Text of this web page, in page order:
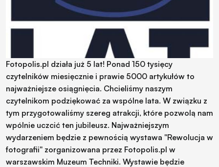
Fotopolis.pl działa już 5 lat! Ponad 150 tysięcy
czytelników miesięcznie i prawie 5000 artykułów to
najważniejsze osiągnięcia. Chcieliśmy naszym
czytelnikom podziękować za wspólne lata. W związku z
tym przygotowaliśmy szereg atrakcji, które pozwolą nam
wpólnie uczcić ten jubileusz. Najważniejszym
wydarzeniem będzie z pewnością wystawa "Rewolucja w
fotografii" zorganizowana przez Fotopolis.pl w
warszawskim Muzeum Techniki. Wystawie będzie